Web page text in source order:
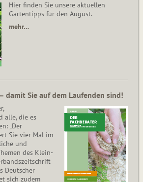
Hier finden Sie unsere aktuellen
Gartentipps für den August.
mehr…
damit Sie auf dem Laufenden sind!
alle, die es
„Der
Sie vier Mal im
und
des Klein­
Deutscher
sich zudem